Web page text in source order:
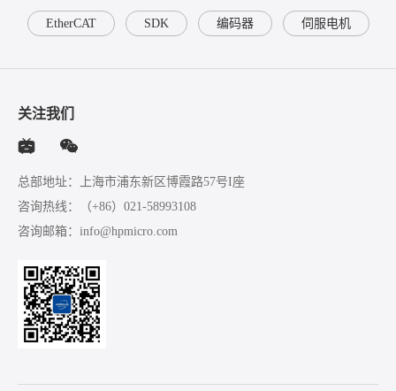
EtherCAT SDK 编码器 伺服电机
关注我们
总部地址：上海市浦东新区博霞路57号I座
咨询热线：
（+86）021-58993108
咨询邮箱： info@hpmicro.com